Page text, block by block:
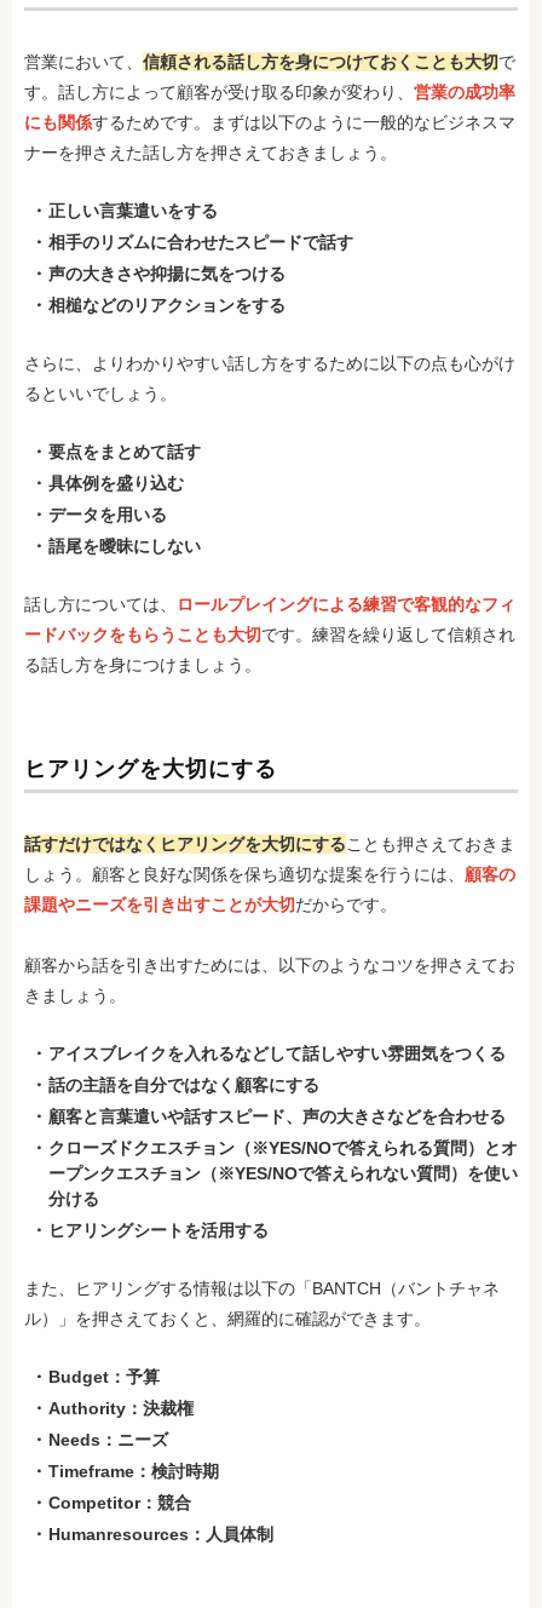
営業において、 信頼される話し方を身につけておくことも大切で
す。話し方によって顧客が受け取る印象が変わり、 営業の成功率
にも関係するためです。まずは以下のように一般的なビジネスマ
ナーを押さえた話し方を押さえておきましょう。
正しい言葉遣いをする
相手のリズムに合わせたスピードで話す
声の大きさや抑揚に気をつける
相槌などのリアクションをする
さらに、よりわかりやすい話し方をするために以下の点も心がけ
るといいでしょう。
要点をまとめて話す
具体例を盛り込む
データを用いる
語尾を曖昧にしない
話し方については、
ロールプレイングによる練習で客観的なフィ
ードバックをもらうことも大切です。練習を繰り返して信頼され
る話し方を身につけましょう。
ヒアリングを大切にする
話すだけではなくヒアリングを大切にすることも押さえておきま
しょう。顧客と良好な関係を保ち適切な提案を行うには、 顧客の
課題やニーズを引き出すことが大切だからです。
顧客から話を引き出すためには、以下のようなコツを押さえてお
きましょう。
アイスブレイクを入れるなどして話しやすい雰囲気をつくる
話の主語を自分ではなく顧客にする
顧客と言葉遣いや話すスピード、声の大きさなどを合わせる
クローズドクエスチョン（※YES/NOで答えられる質問）とオ
ープンクエスチョン（※YES/NOで答えられない質問）を使い
分ける
ヒアリングシートを活用する
また、ヒアリングする情報は以下の「BANTCH（バントチャネ
ル）」を押さえておくと、網羅的に確認ができます。
Budget：予算
Authority：決裁権
Needs：ニーズ
Timeframe：検討時期
Competitor：競合
Humanresources：人員体制